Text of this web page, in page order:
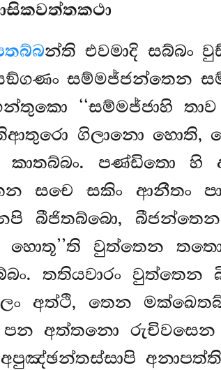
න්ති එවමාදි සබ්බං
සම්මජ්ජන්තෙන
‘‘සම්මජ්ජාහි
ගිලානො හොති,
කාතබ්බං. පණ්ඩිතො හි
සචෙ සකිං ආනීතං
බීජිතබ්බො, බීජන්තෙන
හොතූ’’ති වුත්තෙන
තතියවාරං වුත්තෙන
අත්ථි, තෙන
පන අත්තනො රුචිවසෙන
අපුඤ්ඡන්තස්සාපි